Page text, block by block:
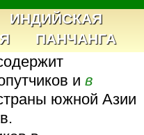
ИНДИЙСКАЯ
ПАНЧАНГА
ив
южной Азии